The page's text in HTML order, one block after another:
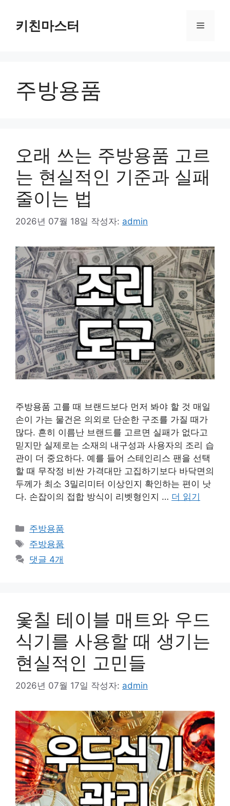
키친마스터 메
주방용품
오래 쓰는 주방용품 고르
는 현실적인 기준과 실패
줄이는 법
2026년 07월 18일 작성자: admin
주방용품 고를 때 브랜드보다 먼저 봐야 할 것 매일
손이 가는 물건은 의외로 단순한 구조를 가질 때가
많다. 흔히 이름난 브랜드를 고르면 실패가 없다고
믿지만 실제로는 소재의 내구성과 사용자의 조리 습
관이 더 중요하다. 예를 들어 스테인리스 팬을 선택
할 때 무작정 비싼 가격대만 고집하기보다 바닥면의
두께가 최소 3밀리미터 이상인지 확인하는 편이 낫
다. 손잡이의 접합 방식이 리벳형인지 … 더 읽기
카
테
리
주방용품
태
그
주방용품
댓글 4개
옻칠 테이블 매트와 우드
식기를 사용할 때 생기는
현실적인 고민들
2026년 07월 17일 작성자: admin